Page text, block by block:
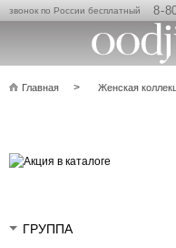
звонок по России бесплатный 8-
Главная Женская
ГРУППА